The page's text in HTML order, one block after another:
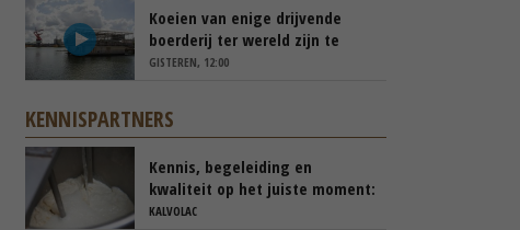
Koeien van enige drijvende
boerderij ter wereld zijn te
koop
GISTEREN, 12:00
KENNISPARTNERS
Kennis, begeleiding en
kwaliteit op het juiste moment:
de basis voor sterke kalveren
KALVOLAC